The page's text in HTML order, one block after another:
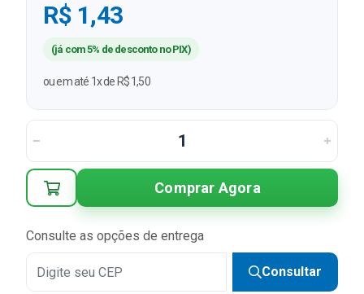
R$ 1,43
(já com 5% de desconto no PIX)
ou em até 1x de R$ 1,50
Comprar Agora
Consulte as opções de entrega
Consultar